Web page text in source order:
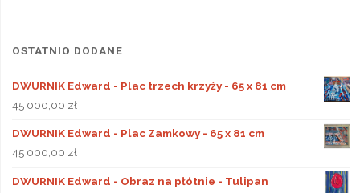
OSTATNIO DODANE
DWURNIK Edward - Plac trzech krzyży - 65 x 81 cm
45 000,00 zł
DWURNIK Edward - Plac Zamkowy - 65 x 81 cm
45 000,00 zł
DWURNIK Edward - Obraz na płótnie - Tulipan